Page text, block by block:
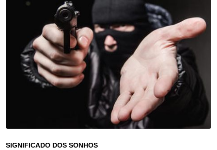
SIGNIFICADO DOS SONHOS